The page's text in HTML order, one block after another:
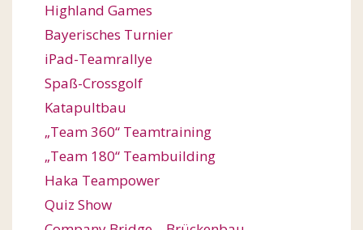
Highland Games
Bayerisches Turnier
iPad-Teamrallye
Spaß-Crossgolf
Katapultbau
„Team 360“ Teamtraining
„Team 180“ Teambuilding
Haka Teampower
Quiz Show